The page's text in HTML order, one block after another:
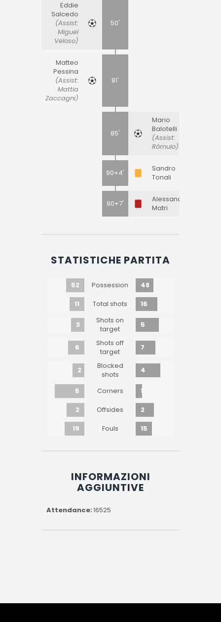
Eddie
Salcedo
(Assist:
Miguel
Veloso)
50'
Matteo
Pessina
(Assist:
Mattia
Zaccagni)
81'
85'
Mario
Balotelli
(Assist:
Rômulo)
90+4'
Sandro
Tonali
90+7'
Alessandro
Matri
STATISTICHE PARTITA
52 Possession
48
11
Total shots 16
3
Shots on
target
5
6
Shots off
target
7
2
Blocked
shots
4
5 Corners
1
2
Offsides
2
19
Fouls 15
INFORMAZIONI
AGGIUNTIVE
Attendance 16525